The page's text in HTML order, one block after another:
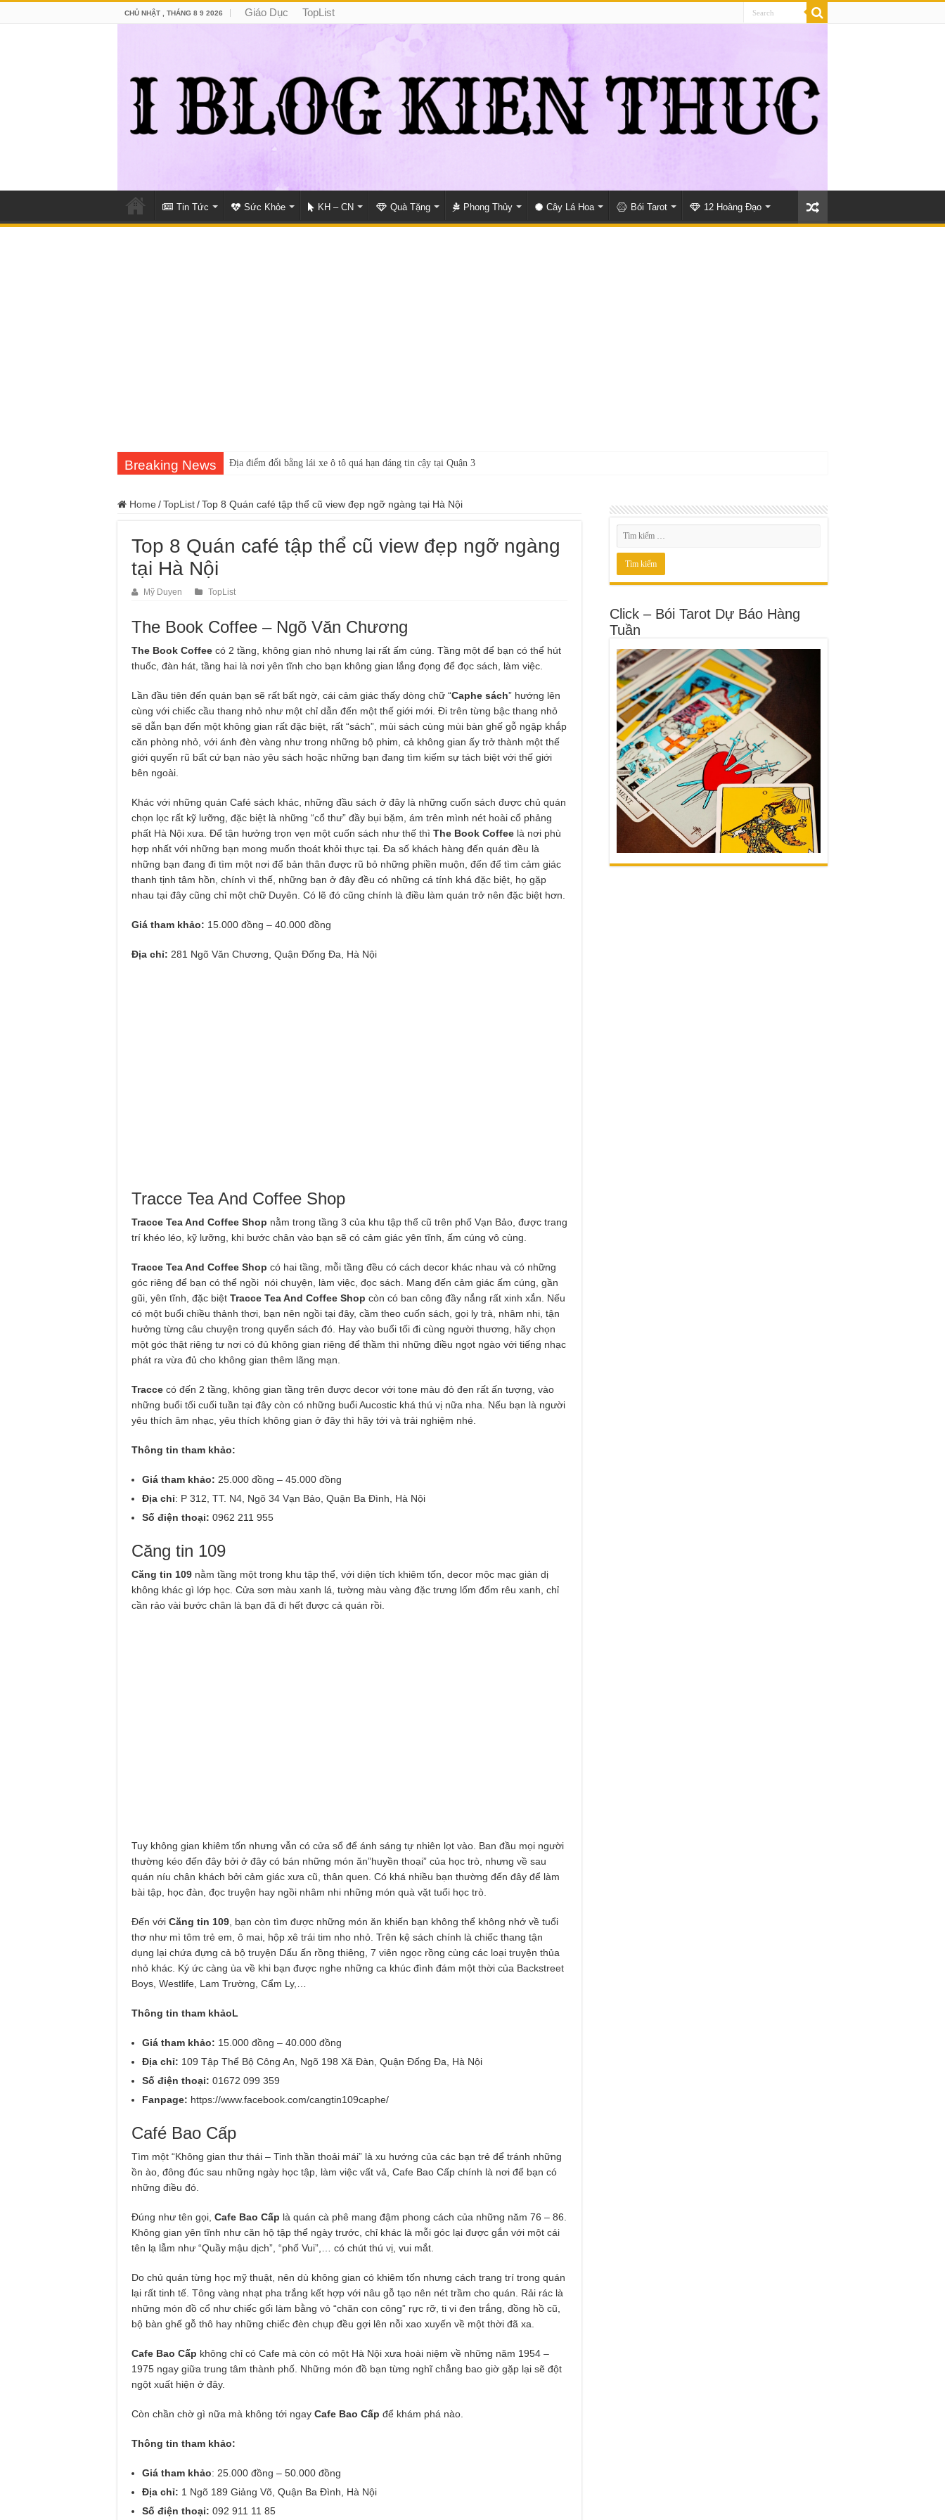
CHỦ NHẬT , THÁNG 8 9 2026 Giáo Dục TopList
Tin Tức Sức Khỏe KH – CN Quà Tặng Phong Thủy Cây Lá Hoa Bói Tarot 12 Hoàng Đạo
Breaking News Địa điểm đổi bằng lái xe ô tô quá hạn đáng tin cậy tại Quận 3
Home /TopList/Top 8 Quán café tập thể cũ view đẹp ngỡ ngàng tại Hà Nội
Top 8 Quán café tập thể cũ view đẹp ngỡ ngàng
tại Hà Nội
Mỹ Duyen TopList
The Book Coffee – Ngõ Văn Chương
The Book Coffee có 2 tầng, không gian nhỏ nhưng lại rất ấm cúng. Tầng một để bạn có thể hút
thuốc, đàn hát, tầng hai là nơi yên tĩnh cho bạn không gian lắng đọng để đọc sách, làm việc.
Lần đầu tiên đến quán bạn sẽ rất bất ngờ, cái cảm giác thấy dòng chữ “Caphe sách” hướng lên
cùng với chiếc cầu thang nhỏ như một chỉ dẫn đến một thế giới mới. Đi trên từng bậc thang nhỏ
sẽ dẫn bạn đến một không gian rất đặc biệt, rất “sách”, mùi sách cùng mùi bàn ghế gỗ ngập khắp
căn phòng nhỏ, với ánh đèn vàng như trong những bộ phim, cả không gian ấy trở thành một thế
giới quyến rũ bất cứ bạn nào yêu sách hoặc những bạn đang tìm kiếm sự tách biệt với thế giới
bên ngoài.
Khác với những quán Café sách khác, những đầu sách ở đây là những cuốn sách được chủ quán
chọn lọc rất kỹ lưỡng, đặc biệt là những “cổ thư” đầy bụi bặm, ám trên mình nét hoài cổ phảng
phất Hà Nội xưa. Để tận hưởng trọn vẹn một cuốn sách như thế thì The Book Coffee là nơi phù
hợp nhất với những bạn mong muốn thoát khỏi thực tại. Đa số khách hàng đến quán đều là
những bạn đang đi tìm một nơi để bản thân được rũ bỏ những phiền muộn, đến để tìm cảm giác
thanh tịnh tâm hồn, chính vì thế, những bạn ở đây đều có những cá tính khá đặc biệt, họ gặp
nhau tại đây cũng chỉ một chữ Duyên. Có lẽ đó cũng chính là điều làm quán trở nên đặc biệt hơn.
Giá tham khảo: 15.000 đồng – 40.000 đồng
Địa chỉ: 281 Ngõ Văn Chương, Quận Đống Đa, Hà Nội
Tracce Tea And Coffee Shop
Tracce Tea And Coffee Shop nằm trong tầng 3 của khu tập thể cũ trên phố Vạn Bảo, được trang
trí khéo léo, kỹ lưỡng, khi bước chân vào bạn sẽ có cảm giác yên tĩnh, ấm cúng vô cùng.
Tracce Tea And Coffee Shop có hai tầng, mỗi tầng đều có cách decor khác nhau và có những
góc riêng để bạn có thể ngồi nói chuyện, làm việc, đọc sách. Mang đến cảm giác ấm cúng, gần
gũi, yên tĩnh, đặc biệt Tracce Tea And Coffee Shop còn có ban công đầy nắng rất xinh xắn. Nếu
có một buổi chiều thảnh thơi, bạn nên ngồi tại đây, cầm theo cuốn sách, gọi ly trà, nhâm nhi, tận
hưởng từng câu chuyện trong quyển sách đó. Hay vào buổi tối đi cùng người thương, hãy chọn
một góc thật riêng tư nơi có đủ không gian riêng để thầm thì những điều ngọt ngào với tiếng nhạc
phát ra vừa đủ cho không gian thêm lãng mạn.
Tracce có đến 2 tầng, không gian tầng trên được decor với tone màu đỏ đen rất ấn tượng, vào
những buổi tối cuối tuần tại đây còn có những buổi Aucostic khá thú vị nữa nha. Nếu bạn là người
yêu thích âm nhạc, yêu thích không gian ở đây thì hãy tới và trải nghiệm nhé.
Thông tin tham khảo:
Giá tham khảo: 25.000 đồng – 45.000 đồng
Địa chỉ: P 312, TT. N4, Ngõ 34 Vạn Bảo, Quận Ba Đình, Hà Nội
Số điện thoại: 0962 211 955
Căng tin 109
Căng tin 109 nằm tầng một trong khu tập thể, với diện tích khiêm tốn, decor mộc mạc giản dị
không khác gì lớp học. Cửa sơn màu xanh lá, tường màu vàng đặc trưng lốm đốm rêu xanh, chỉ
cần rảo vài bước chân là bạn đã đi hết được cả quán rồi.
Tuy không gian khiêm tốn nhưng vẫn có cửa sổ để ánh sáng tự nhiên lọt vào. Ban đầu mọi người
thường kéo đến đây bởi ở đây có bán những món ăn”huyền thoại” của học trò, nhưng về sau
quán níu chân khách bởi cảm giác xưa cũ, thân quen. Có khá nhiều bạn thường đến đây để làm
bài tập, học đàn, đọc truyện hay ngồi nhâm nhi những món quà vặt tuổi học trò.
Đến với Căng tin 109 , bạn còn tìm được những món ăn khiến bạn không thể không nhớ về tuổi
thơ như mì tôm trẻ em, ô mai, hộp xê trái tim nho nhỏ. Trên kệ sách chính là chiếc thang tận
dụng lại chứa đựng cả bộ truyện Dấu ấn rồng thiêng, 7 viên ngọc rồng cùng các loại truyện thủa
nhỏ khác. Ký ức càng ùa về khi bạn được nghe những ca khúc đình đám một thời của Backstreet
Boys, Westlife, Lam Trường, Cẩm Ly,…
Thông tin tham khảoL
Giá tham khảo: 15.000 đồng – 40.000 đồng
Địa chỉ: 109 Tập Thể Bộ Công An, Ngõ 198 Xã Đàn, Quận Đống Đa, Hà Nội
Số điện thoại: 01672 099 359
Fanpage: https://www.facebook.com/cangtin109caphe/
Café Bao Cấp
Tìm một “Không gian thư thái – Tinh thần thoải mái” là xu hướng của các bạn trẻ để tránh những
ồn ào, đông đúc sau những ngày học tập, làm việc vất vả, Cafe Bao Cấp chính là nơi để bạn có
những điều đó.
Đúng như tên gọi, Cafe Bao Cấp là quán cà phê mang đậm phong cách của những năm 76 – 86.
Không gian yên tĩnh như căn hộ tập thể ngày trước, chỉ khác là mỗi góc lại được gắn với một cái
tên lạ lẫm như “Quầy mậu dịch”, “phố Vui”,… có chút thú vị, vui mắt.
Do chủ quán từng học mỹ thuật, nên dù không gian có khiêm tốn nhưng cách trang trí trong quán
lại rất tinh tế. Tông vàng nhạt pha trắng kết hợp với nâu gỗ tạo nên nét trầm cho quán. Rải rác là
những món đồ cổ như chiếc gối làm bằng vỏ “chăn con công” rực rỡ, ti vi đen trắng, đồng hồ cũ,
bộ bàn ghế gỗ thô hay những chiếc đèn chụp đều gợi lên nỗi xao xuyến về một thời đã xa.
Cafe Bao Cấp không chỉ có Cafe mà còn có một Hà Nội xưa hoài niệm về những năm 1954 –
1975 ngay giữa trung tâm thành phố. Những món đồ bạn từng nghĩ chẳng bao giờ gặp lại sẽ đột
ngột xuất hiện ở đây.
Còn chần chờ gì nữa mà không tới ngay Cafe Bao Cấp để khám phá nào.
Thông tin tham khảo:
Giá tham khảo: 25.000 đồng – 50.000 đồng
Địa chỉ: 1 Ngõ 189 Giảng Võ, Quận Ba Đình, Hà Nội
Số điện thoại: 092 911 11 85
Click – Bói Tarot Dự Báo Hàng
Tuần